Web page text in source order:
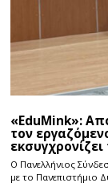
«EduMink»:
τον
Ο Πανελλήνιος
με το Πανεπιστήμιο